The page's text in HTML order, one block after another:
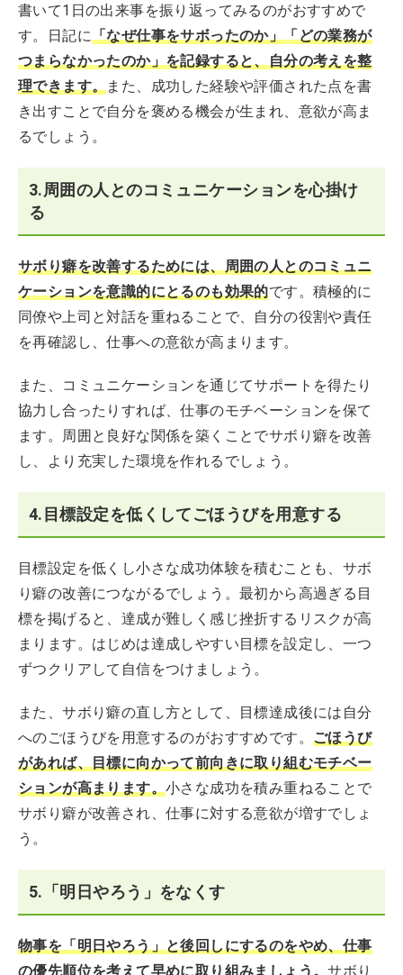
書いて1日の出来事を振り返ってみるのがおすすめで
す。日記に 「なぜ仕事をサボったのか」「どの業務が
つまらなかったのか」を記録すると、自分の考えを整
理できます。
また、成功した経験や評価された点を書
き出すことで自分を褒める機会が生まれ、意欲が高ま
るでしょう。
3.周囲の人とのコミュニケーションを心掛け
る
サボり癖を改善するためには、周囲の人とのコミュニ
ケーションを意識的にとるのも効果的です。積極的に
同僚や上司と対話を重ねることで、自分の役割や責任
を再確認し、仕事への意欲が高まります。
また、コミュニケーションを通じてサポートを得たり
協力し合ったりすれば、仕事のモチベーションを保て
ます。周囲と良好な関係を築くことでサボり癖を改善
し、より充実した環境を作れるでしょう。
4.目標設定を低くしてごほうびを用意する
目標設定を低くし小さな成功体験を積むことも、サボ
り癖の改善につながるでしょう。最初から高過ぎる目
標を掲げると、達成が難しく感じ挫折するリスクが高
まります。はじめは達成しやすい目標を設定し、一つ
ずつクリアして自信をつけましょう。
また、サボり癖の直し方として、目標達成後には自分
へのごほうびを用意するのがおすすめです。
ごほうび
があれば、目標に向かって前向きに取り組むモチベー
ションが高まります。 小さな成功を積み重ねることで
サボり癖が改善され、仕事に対する意欲が増すでしょ
う。
5.「明日やろう」をなくす
物事を「明日やろう」と後回しにするのをやめ、仕事
の優先順位を考えて早めに取り組みましょう。サボり